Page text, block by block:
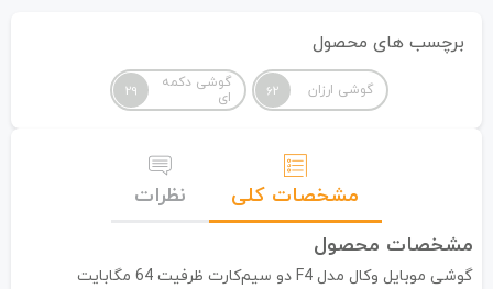
برچسب های محصول
گوشی ارزان 62
گوشی دکمه
ای
29
مشخصات کلی
نظرات
مشخصات محصول
گوشی موبایل وکال مدل F4 دو سیم‌کارت ظرفیت 64 مگابایت